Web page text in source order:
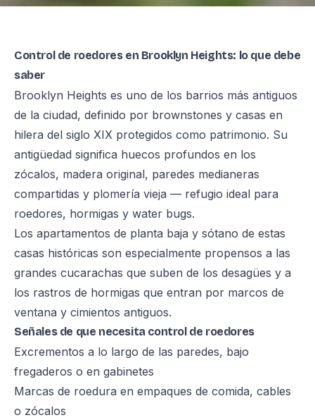
Control de roedores en Brooklyn Heights: lo que debe
saber
Brooklyn Heights es uno de los barrios más antiguos
de la ciudad, definido por brownstones y casas en
hilera del siglo XIX protegidos como patrimonio. Su
antigüedad significa huecos profundos en los
zócalos, madera original, paredes medianeras
compartidas y plomería vieja — refugio ideal para
roedores, hormigas y water bugs.
Los apartamentos de planta baja y sótano de estas
casas históricas son especialmente propensos a las
grandes cucarachas que suben de los desagües y a
los rastros de hormigas que entran por marcos de
ventana y cimientos antiguos.
Señales de que necesita control de roedores
Excrementos a lo largo de las paredes, bajo
fregaderos o en gabinetes
Marcas de roedura en empaques de comida, cables
o zócalos